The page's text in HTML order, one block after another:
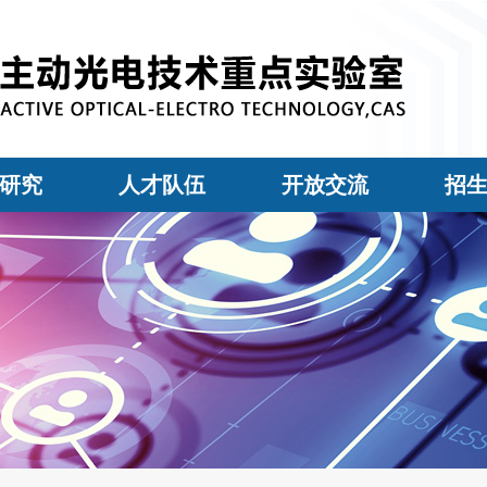
究 人才队伍 开放交流 招